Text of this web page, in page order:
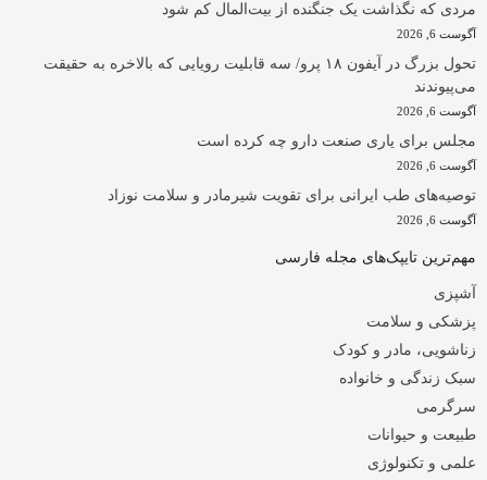
مردی که نگذاشت یک جنگنده از بیت‌المال کم شود
آگوست 6, 2026
تحول بزرگ در آیفون ۱۸ پرو/ سه قابلیت رویایی که بالاخره به حقیقت
می‌پیوندند
آگوست 6, 2026
مجلس برای یاری صنعت دارو چه کرده است
آگوست 6, 2026
توصیه‌های طب ایرانی برای تقویت شیرمادر و سلامت نوزاد
آگوست 6, 2026
مهم‌ترین تایپک‌های مجله فارسی
آشپزی
پزشکی و سلامت
زناشویی، مادر و کودک
سبک زندگی و خانواده
سرگرمی
طبیعت و حیوانات
علمی و تکنولوژی